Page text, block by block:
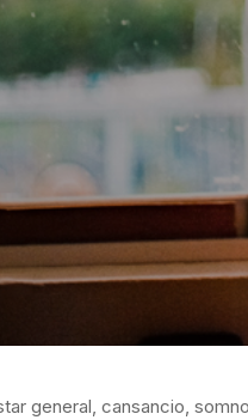
general, cansancio,